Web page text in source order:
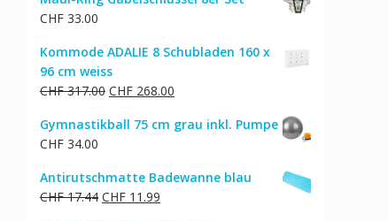
CHF 33.00
Kommode ADALIE 8 Schubladen 160 x
96 cm weiss
CHF317.00 Ursprünglicher
war:
CHF 268.00
ist:
Gymnastikball 75 cm grau inkl. Pumpe
CHF 34.00
Antirutschmatte Badewanne blau
CHF17.44 Ursprünglicher
CHF 11.99